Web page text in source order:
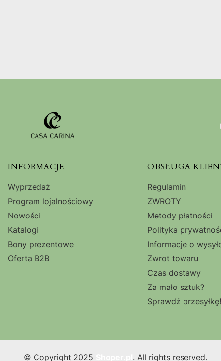
Linki w stopce
INFORMACJE
Wyprzedaż
Program lojalnościowy
Nowości
Katalogi
Bony prezentowe
Oferta B2B
OBSŁUGA
Regulamin
ZWROTY
Metody płatności
Polityka
Informacje o
Zwrot towaru
Czas dostawy
Za mało sztuk?
Sprawdź przesyłkę!
© Copyright 2025 . All rights reserved.